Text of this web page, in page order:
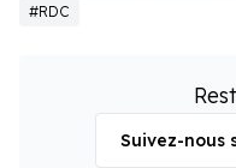
#RDC
Suivez-nous